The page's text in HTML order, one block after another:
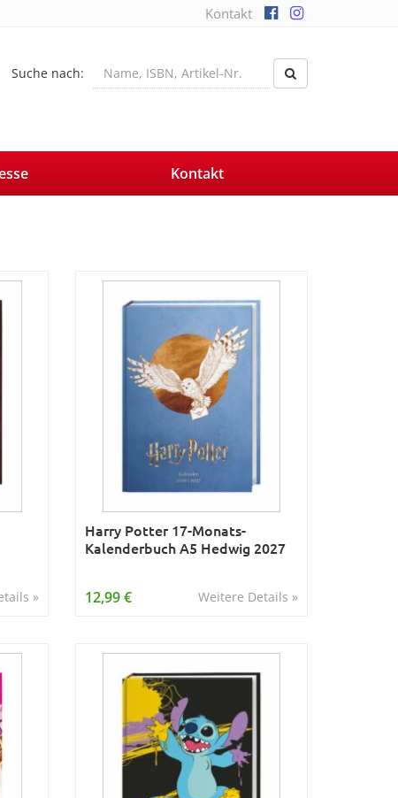
Kontakt
Suche nach:
Kontakt
»
Harry Potter 17-Monats-
Kalenderbuch A5 Hedwig 2027
Weitere Details »
12,99 €